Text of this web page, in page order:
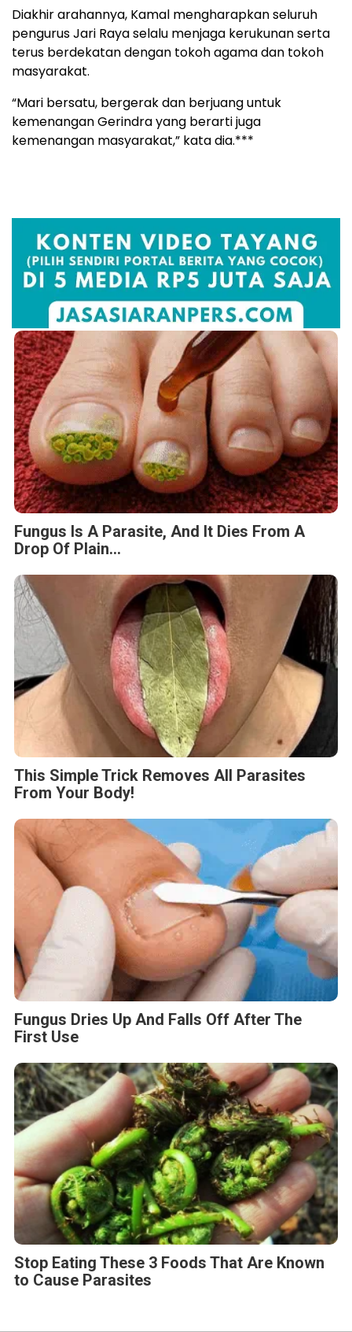
Diakhir arahannya, Kamal mengharapkan seluruh
pengurus Jari Raya selalu menjaga kerukunan serta
terus berdekatan dengan tokoh agama dan tokoh
masyarakat.
“Mari bersatu, bergerak dan berjuang untuk
kemenangan Gerindra yang berarti juga
kemenangan masyarakat,” kata dia.***
Fungus Is A Parasite, And It Dies From A
Drop Of Plain...
This Simple Trick Removes All Parasites
From Your Body!
Fungus Dries Up And Falls Off After The
First Use
Stop Eating These 3 Foods That Are Known
to Cause Parasites